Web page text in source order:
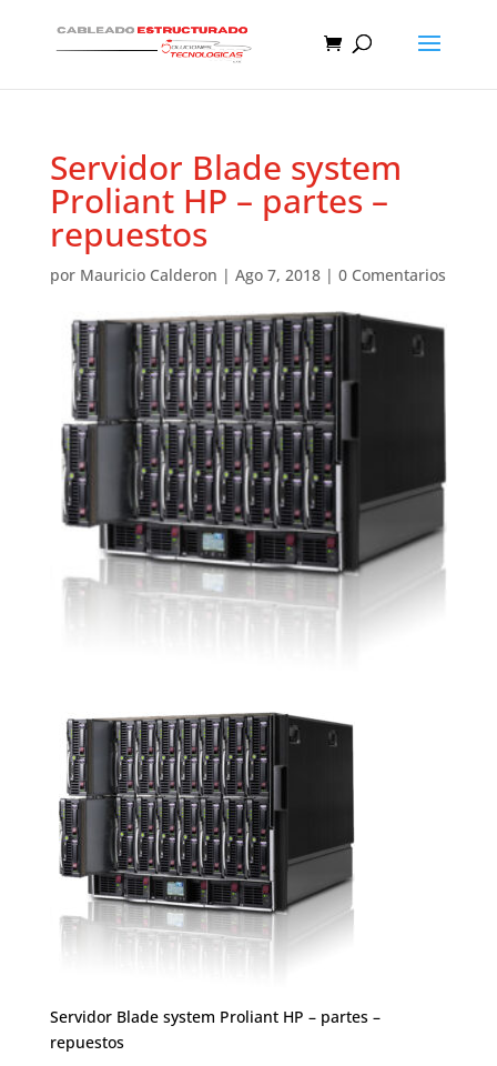
Servidor Blade system
Proliant HP – partes –
repuestos
por Mauricio Calderon | Ago 7, 2018| 0 Comentarios
Servidor Blade system Proliant HP – partes –
repuestos